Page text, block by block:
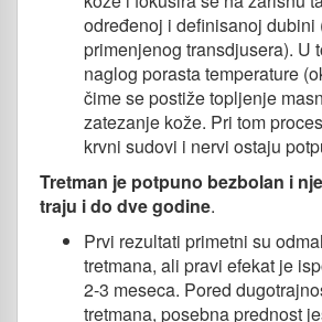
određenoj i definisanoj dubini
primenjenog transdjusera). U
naglog porasta temperature
čime se postiže topljenje
zatezanje kože. Pri tom
krvni sudovi i nervi ostaju
Tretman je potpuno bezbolan i
traju i do dve godine.
Prvi rezultati primetni su
tretmana, ali pravi efekat je
2-3 meseca. Pored
tretmana, posebna prednost